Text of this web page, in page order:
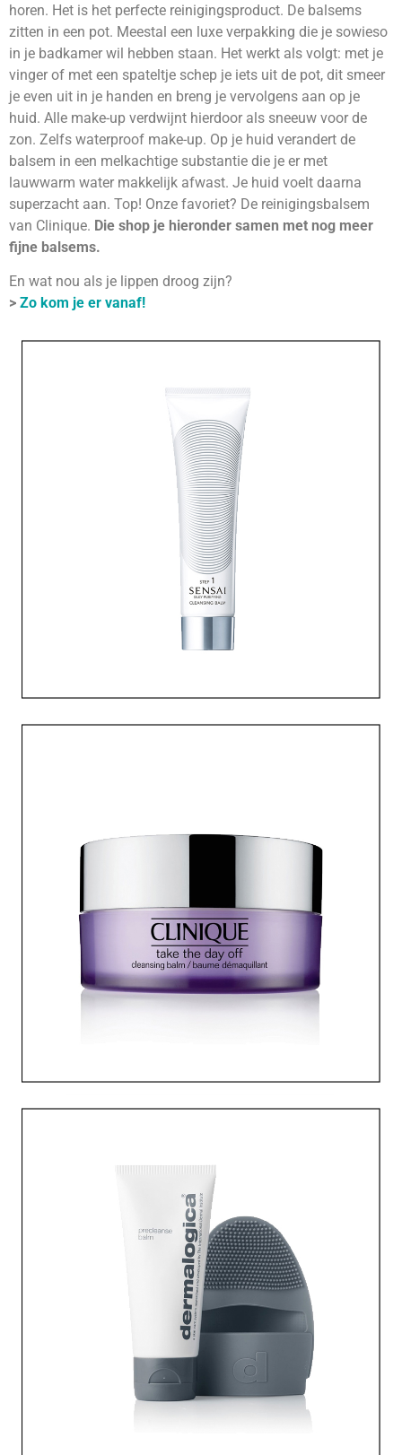
horen. Het is het perfecte reinigingsproduct. De balsems
zitten in een pot. Meestal een luxe verpakking die je sowieso
in je badkamer wil hebben staan. Het werkt als volgt: met je
vinger of met een spateltje schep je iets uit de pot, dit smeer
je even uit in je handen en breng je vervolgens aan op je
huid. Alle make-up verdwijnt hierdoor als sneeuw voor de
zon. Zelfs waterproof make-up. Op je huid verandert de
balsem in een melkachtige substantie die je er met
lauwwarm water makkelijk afwast. Je huid voelt daarna
superzacht aan. Top! Onze favoriet? De reinigingsbalsem
van Clinique. Die shop je hieronder samen met nog meer
fijne balsems.
En wat nou als je lippen droog zijn?
> Zo kom je er vanaf!